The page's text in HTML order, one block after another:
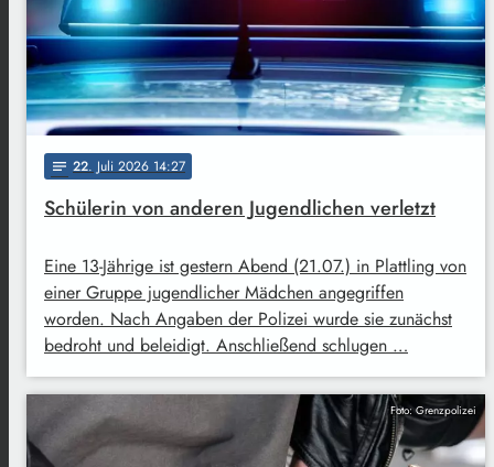
notes 22. Juli 2026 14:27
Schülerin von anderen Jugendlichen verletzt
Eine 13-Jährige ist gestern Abend (21.07.) in Plattling von
einer Gruppe jugendlicher Mädchen angegriffen
worden. Nach Angaben der Polizei wurde sie zunächst
bedroht und beleidigt. Anschließend schlugen …
Foto: Grenzpolizei